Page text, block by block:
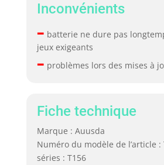
Inconvénients
– batterie ne dure pas
jeux exigeants
– problèmes lors des mises à
Fiche technique
Marque : Auusda
Numéro du modèle de l’article :
séries : T156